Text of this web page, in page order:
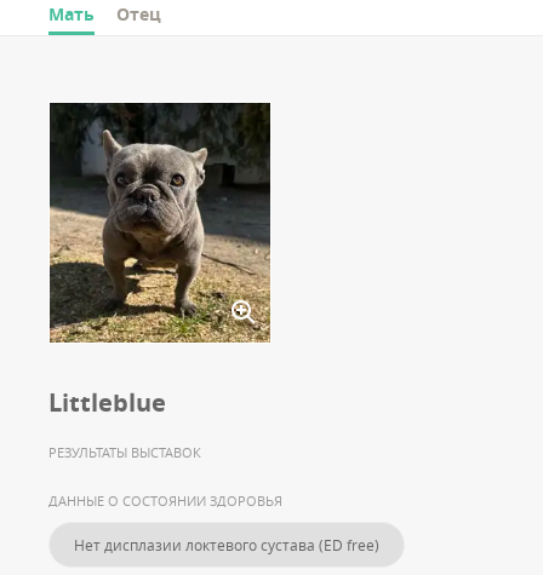
Мать Отец
Littleblue
РЕЗУЛЬТАТЫ ВЫСТАВОК
ДАННЫЕ О СОСТОЯНИИ ЗДОРОВЬЯ
Нет дисплазии локтевого сустава (ED free)